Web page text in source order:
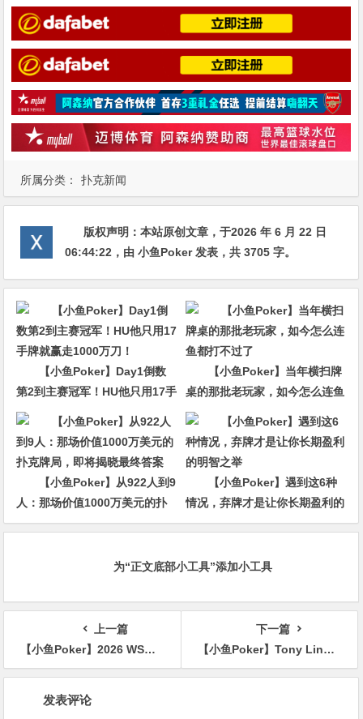
所属分类： 扑克新闻
版权声明：本站原创文章，于2026 年 6 月 22 日
06:44:22 ，由小鱼Poker发表，共 3705 字。
【小鱼Poker】Day1倒数
第2到主赛冠军！HU他只用17手
牌就赢走1000万刀！
【小鱼Poker】当年横扫牌
桌的那批老玩家，如今怎么连鱼
都打不过了
【小鱼Poker】从922人到9
人：那场价值1000万美元的扑
克牌局，即将揭晓最终答案
【小鱼Poker】遇到这6种
情况，弃牌才是让你长期盈利的
明智之举
为“正文底部小工具”添加小工具
上一篇
【小鱼Poker】2026 WSOP $10万豪客赛决赛桌开打：丁彪冲击首条金手链，Nguyen领跑群雄
下一篇
【小鱼Poker】Tony Lin兑现年初豪言，重新登顶GPI和POY全球扑克双榜！
发表评论